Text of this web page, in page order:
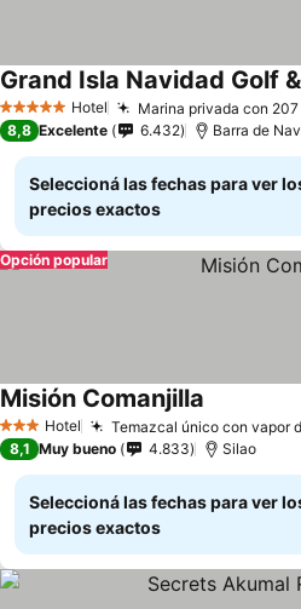
5 Estrellas Hotel Marina privada con
8,8 Excelente 6.432 Barra de
Seleccioná las fechas para ver
precios exactos
Opción popular
3 Estrellas
Hotel Temazcal único con vapor
Misión Comanjilla
8,1 Muy bueno 4.833 Silao
Seleccioná las fechas para ver
precios exactos